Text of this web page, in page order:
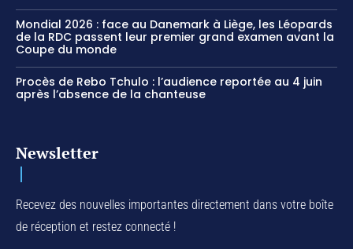
Mondial 2026 : face au Danemark à Liège, les Léopards
de la RDC passent leur premier grand examen avant la
Coupe du monde
Procès de Rebo Tchulo : l’audience reportée au 4 juin
après l’absence de la chanteuse
Newsletter
Recevez des nouvelles importantes directement dans votre boîte
de réception et restez connecté !